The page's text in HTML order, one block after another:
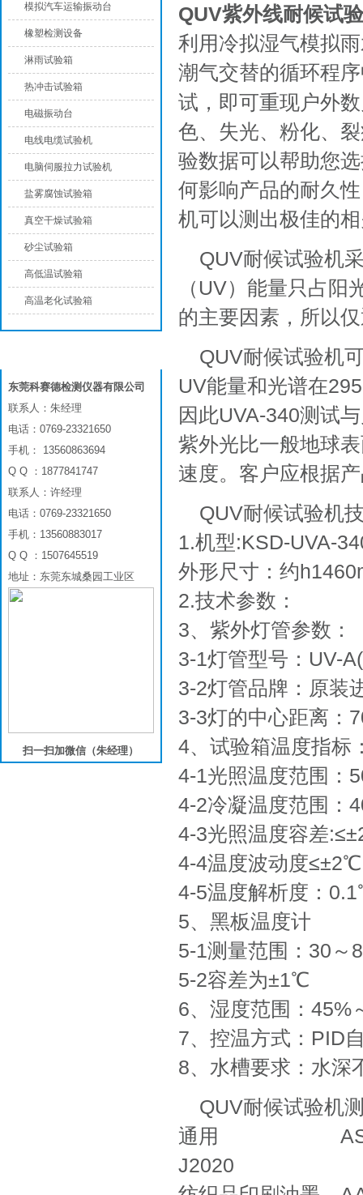
QUV紫外线耐候试
利用冷拟湿气模拟
潮气交替的循环程
试，即可重现户外
色、失光、粉化、
验数据可以帮助您
何影响产品的耐久
机可以测出极佳的
QUV耐候试验机
（UV）能量只占
的主要因素，所以
QUV耐候试验机
UV能量和光谱在
因此UVA-340测试
紫外光比一般地球
速度。客户应根据
QUV耐候试验机
1.机型:KSD-UVA-
外形尺寸：约
2.技术参数：
3、紫外灯管参数：
3-1灯管型号：UV-
3-2灯管品牌：原装
3-3灯的中心距离：
4、试验箱温度指标
4-1光照温度范围
4-2冷凝温度范围
4-3光照温度容差
4-4温度波动度≤±2℃
4-5温度解析度：
5、黑板温度计
5-1测量范围：30～
5-2容差为±1℃
6、湿度范围：45%
7、控温方式：PID
8、水槽要求：水深
QUV耐候试验机
通用 ASTM
J2020
模拟汽车运输振动台
橡塑检测设备
淋雨试验箱
热冲击试验箱
电磁振动台
电线电缆试验机
电脑伺服拉力试验机
盐雾腐蚀试验箱
真空干燥试验箱
砂尘试验箱
高低温试验箱
高温老化试验箱
东莞科赛德检测仪器有限公司
联系人：朱经理
电话：0769-23321650
手机： 13560863694
Q Q ：1877841747
联系人：许经理
电话：0769-23321650
手机：13560883017
Q Q ：1507645519
地址：东莞东城桑园工业区
扫一扫加微信（朱经理）